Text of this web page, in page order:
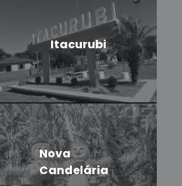
Itacurubi
Nova
Candelária